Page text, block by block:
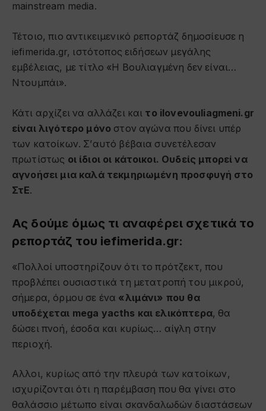
mainstream media.
Τέτοιο, πιο αντικειμενικό ρεπορτάζ δημοσίευσε η
iefimerida.gr, ιστότοπος ειδήσεων μεγάλης
εμβέλειας, με τίτλο «Η Βουλιαγμένη δεν είναι…
Ντουμπάι».
Κάτι αρχίζει να αλλάζει και το ilovevouliagmeni.gr
είναι λιγότερο μόνο στον αγώνα που δίνει υπέρ
των κατοίκων. Σ’αυτό βέβαια συνετέλεσαν
πρωτίστως οι ίδιοι οι κάτοικοι. Ουδείς μπορεί να
αγνοήσει μια καλά τεκμηριωμένη προσφυγή στο
ΣτΕ.
Ας δούμε όμως τι αναφέρει σχετικά το
ρεπορτάζ του iefimerida.gr:
«Πολλοί υποστηρίζουν ότι το πρότζεκτ, που
προβλέπει ουσιαστικά τη μετατροπή του μικρού,
σήμερα, όρμου σε ένα «λιμάνι» που θα
υποδέχεται mega yacths και ελικόπτερα, θα
δώσει πνοή, έσοδα και κυρίως… αίγλη στην
περιοχή.
Αλλοι, κυρίως από την πλευρά των κατοίκων,
ισχυρίζονται ότι η παρέμβαση που θα γίνει στο
θαλάσσιο μέτωπο είναι σκανδαλωδών διαστάσεων